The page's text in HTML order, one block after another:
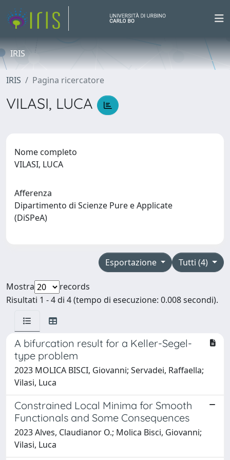
IRIS
IRIS Pagina ricercatore
VILASI, LUCA
Nome completo
VILASI, LUCA
Afferenza
Dipartimento di Scienze Pure e Applicate
(DiSPeA)
Tutti (4)
Esportazione
Mostra
records
Risultati 1 - 4 di 4 (tempo di esecuzione: 0.008 secondi).
A bifurcation result for a Keller-Segel-
type problem
2023 MOLICA BISCI, Giovanni; Servadei, Raffaella;
Vilasi, Luca
Constrained Local Minima for Smooth
Functionals and Some Consequences
2023 Alves, Claudianor O.; Molica Bisci, Giovanni;
Vilasi, Luca